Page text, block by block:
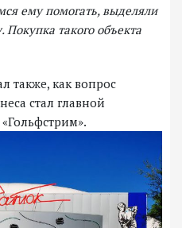
ему помогать, выделяли
Покупка такого объекта
также, как вопрос
стал главной